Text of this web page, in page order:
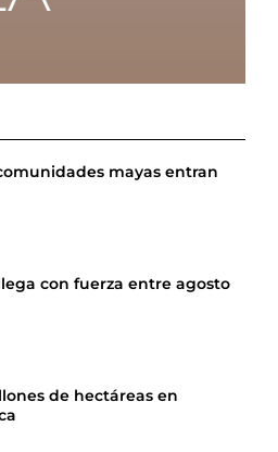
mayas entran
con fuerza entre agosto
de hectáreas en